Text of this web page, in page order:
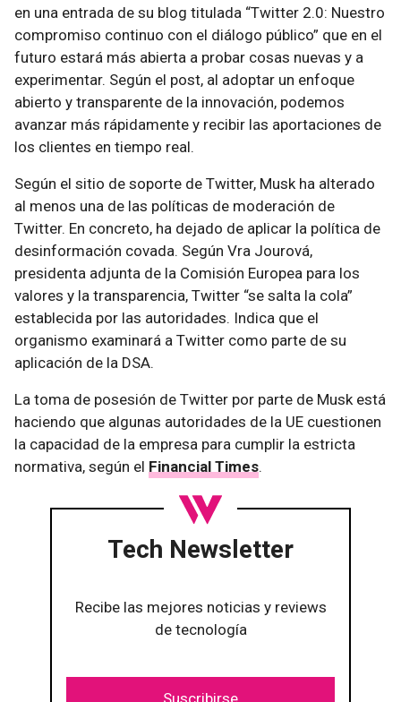
en una entrada de su blog titulada “Twitter 2.0: Nuestro
compromiso continuo con el diálogo público” que en el
futuro estará más abierta a probar cosas nuevas y a
experimentar. Según el post, al adoptar un enfoque
abierto y transparente de la innovación, podemos
avanzar más rápidamente y recibir las aportaciones de
los clientes en tiempo real.
Según el sitio de soporte de Twitter, Musk ha alterado
al menos una de las políticas de moderación de
Twitter. En concreto, ha dejado de aplicar la política de
desinformación covada. Según Vra Jourová,
presidenta adjunta de la Comisión Europea para los
valores y la transparencia, Twitter “se salta la cola”
establecida por las autoridades. Indica que el
organismo examinará a Twitter como parte de su
aplicación de la DSA.
La toma de posesión de Twitter por parte de Musk está
haciendo que algunas autoridades de la UE cuestionen
la capacidad de la empresa para cumplir la estricta
normativa, según el Financial Times.
Tech Newsletter
Recibe las mejores noticias y reviews
de tecnología
Suscribirse